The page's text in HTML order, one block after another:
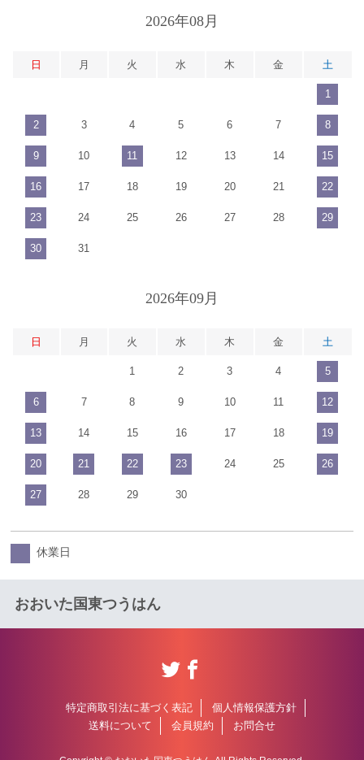
2026年08月
日 月 火 水 木 金 土
1
2 3 4 5 6 7 8
9 10 11 12 13 14 15
16 17 18 19 20 21 22
23 24 25 26 27 28 29
30 31
2026年09月
日 月 火 水 木 金 土
1 2 3 4 5
6 7 8 9 10 11 12
13 14 15 16 17 18 19
20 21 22 23 24 25 26
27 28 29 30
休業日
おおいた国東つうはん
特定商取引法に基づく表記
個人情報保護方針
送料について
会員規約 お問合せ